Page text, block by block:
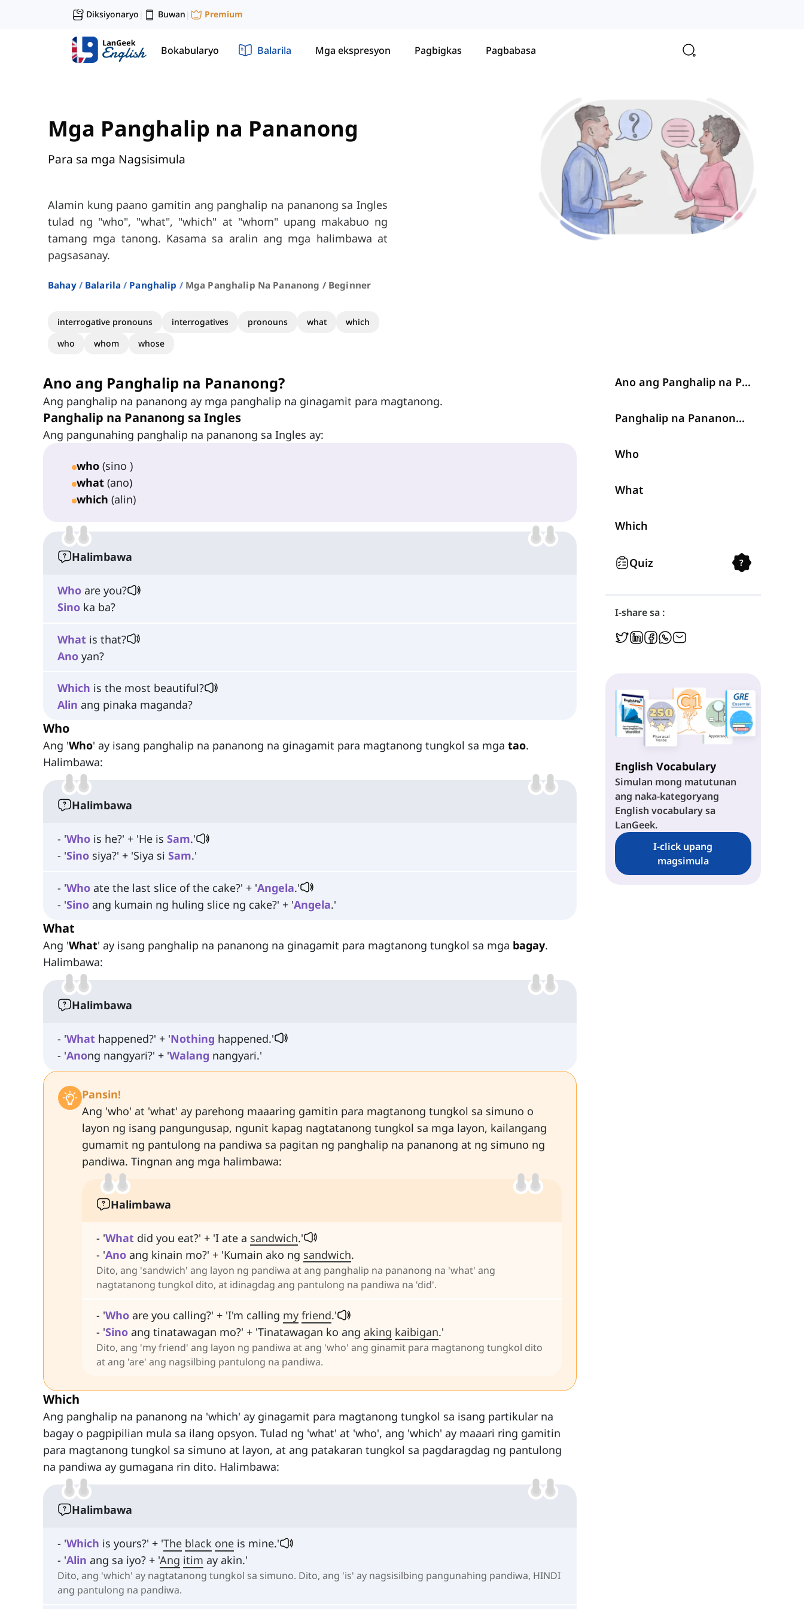
Diksiyonaryo | Buwan | Premium
Bokabularyo Balarila Mga ekspresyon Pagbigkas Pagbabasa
Mga Panghalip na Pananong
Para sa mga Nagsisimula
Alamin kung paano gamitin ang panghalip na pananong sa Ingles
tulad ng "who", "what", "which" at "whom" upang makabuo ng
tamang mga tanong. Kasama sa aralin ang mga halimbawa at
pagsasanay.
Bahay Balarila Panghalip Mga Panghalip Na Pananong / Beginner
interrogative pronouns interrogatives pronouns what
which
who
whom whose
Ano ang Panghalip na Pananong?
Ang panghalip na pananong ay mga panghalip na ginagamit para magtanong.
Panghalip na Pananong sa Ingles
Ang pangunahing panghalip na pananong sa Ingles ay:
who (sino )
what (ano)
which (alin)
Halimbawa
Who are you?
Sino ka ba?
What is that?
Ano yan?
Which is the most beautiful?
Alin ang pinaka maganda?
Who
Ang 'Who' ay isang panghalip na pananong na ginagamit para magtanong tungkol sa mga tao.
Halimbawa:
Halimbawa
- 'Who is he?' + 'He is Sam.'
- 'Sino siya?' + 'Siya si Sam.'
- 'Who ate the last slice of the cake?' + 'Angela.'
- 'Sino ang kumain ng huling slice ng cake?' + 'Angela.'
What
Ang 'What' ay isang panghalip na pananong na ginagamit para magtanong tungkol sa mga bagay.
Halimbawa:
Halimbawa
- 'What happened?' + 'Nothing happened.'
- 'Anong nangyari?' + 'Walang nangyari.'
Pansin!
Ang 'who' at 'what' ay parehong maaaring gamitin para magtanong tungkol sa simuno o
layon ng isang pangungusap, ngunit kapag nagtatanong tungkol sa mga layon, kailangang
gumamit ng pantulong na pandiwa sa pagitan ng panghalip na pananong at ng simuno ng
pandiwa. Tingnan ang mga halimbawa:
Halimbawa
- 'What did you eat?' + 'I ate a sandwich.'
- 'Ano ang kinain mo?' + 'Kumain ako ng sandwich.
Dito, ang 'sandwich' ang layon ng pandiwa at ang panghalip na pananong na 'what' ang
nagtatanong tungkol dito, at idinagdag ang pantulong na pandiwa na 'did'.
- 'Who are you calling?' + 'I'm calling my friend.'
- 'Sino ang tinatawagan mo?' + 'Tinatawagan ko ang aking kaibigan.'
Dito, ang 'my friend' ang layon ng pandiwa at ang 'who' ang ginamit para magtanong tungkol dito
at ang 'are' ang nagsilbing pantulong na pandiwa.
Which
Ang panghalip na pananong na 'which' ay ginagamit para magtanong tungkol sa isang partikular na
bagay o pagpipilian mula sa ilang opsyon. Tulad ng 'what' at 'who', ang 'which' ay maaari ring gamitin
para magtanong tungkol sa simuno at layon, at ang patakaran tungkol sa pagdaragdag ng pantulong
na pandiwa ay gumagana rin dito. Halimbawa:
Halimbawa
- 'Which is yours?' + 'The black one is mine.'
- 'Alin ang sa iyo? + 'Ang itim ay akin.'
Dito, ang 'which' ay nagtatanong tungkol sa simuno. Dito, ang 'is' ay nagsisilbing pangunahing pandiwa, HINDI
ang pantulong na pandiwa.
Ano ang Panghalip na Pananong?
Panghalip na Pananong sa Ingles
Who
What
Which
Quiz ?
I-share sa :
English Vocabulary
Simulan mong matutunan
ang naka-kategoryang
English vocabulary sa
LanGeek.
I-click upang
magsimula